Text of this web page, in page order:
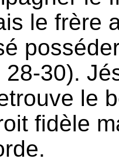
le frère
28-30).
le
fidèle